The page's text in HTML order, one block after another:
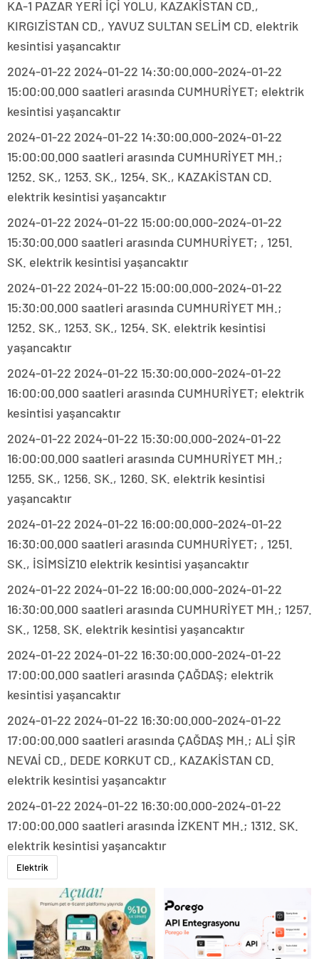
KA-1 PAZAR YERİ İÇİ YOLU, KAZAKİSTAN CD.,
KIRGIZİSTAN CD., YAVUZ SULTAN SELİM CD. elektrik
kesintisi yaşancaktır
2024-01-22 2024-01-22 14:30:00.000-2024-01-22
15:00:00.000 saatleri arasında CUMHURİYET; elektrik
kesintisi yaşancaktır
2024-01-22 2024-01-22 14:30:00.000-2024-01-22
15:00:00.000 saatleri arasında CUMHURİYET MH.;
1252. SK., 1253. SK., 1254. SK., KAZAKİSTAN CD.
elektrik kesintisi yaşancaktır
2024-01-22 2024-01-22 15:00:00.000-2024-01-22
15:30:00.000 saatleri arasında CUMHURİYET; , 1251.
SK. elektrik kesintisi yaşancaktır
2024-01-22 2024-01-22 15:00:00.000-2024-01-22
15:30:00.000 saatleri arasında CUMHURİYET MH.;
1252. SK., 1253. SK., 1254. SK. elektrik kesintisi
yaşancaktır
2024-01-22 2024-01-22 15:30:00.000-2024-01-22
16:00:00.000 saatleri arasında CUMHURİYET; elektrik
kesintisi yaşancaktır
2024-01-22 2024-01-22 15:30:00.000-2024-01-22
16:00:00.000 saatleri arasında CUMHURİYET MH.;
1255. SK., 1256. SK., 1260. SK. elektrik kesintisi
yaşancaktır
2024-01-22 2024-01-22 16:00:00.000-2024-01-22
16:30:00.000 saatleri arasında CUMHURİYET; , 1251.
SK., İSİMSİZ10 elektrik kesintisi yaşancaktır
2024-01-22 2024-01-22 16:00:00.000-2024-01-22
16:30:00.000 saatleri arasında CUMHURİYET MH.; 1257.
SK., 1258. SK. elektrik kesintisi yaşancaktır
2024-01-22 2024-01-22 16:30:00.000-2024-01-22
17:00:00.000 saatleri arasında ÇAĞDAŞ; elektrik
kesintisi yaşancaktır
2024-01-22 2024-01-22 16:30:00.000-2024-01-22
17:00:00.000 saatleri arasında ÇAĞDAŞ MH.; ALİ ŞİR
NEVAİ CD., DEDE KORKUT CD., KAZAKİSTAN CD.
elektrik kesintisi yaşancaktır
2024-01-22 2024-01-22 16:30:00.000-2024-01-22
17:00:00.000 saatleri arasında İZKENT MH.; 1312. SK.
elektrik kesintisi yaşancaktır
Elektrik